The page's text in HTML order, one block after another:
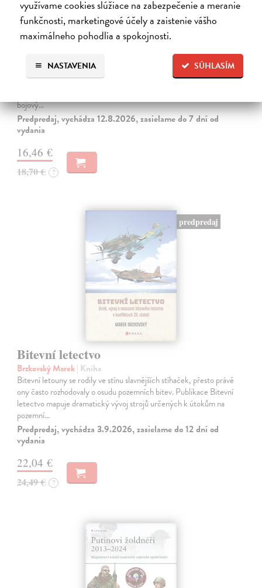
využívame cookies slúžiace na zabezpečenie a meranie
funkčnosti, marketingové účely a zaistenie vášho
maximálneho pohodlia a spokojnosti.
SÚHLASÍM
NASTAVENIA
Bratrstvo neohrožených: Velitel
| Kniha
Zvěčněni jako Bratrstvo neohrožených podávali při osvobozování
Evropy bezprecedentní důkazy statečnosti tváří v tvář nepříteli.
bojový…
Predpredaj, vychádza 12.8.2026, zasielame do 7 dní od
vydania
16,46 €
18,70 € ?
predpredaj
Bitevní letectvo
Brzkovský Marek| Kniha
Bitevní letouny se rodily ve stínu slavnějších stíhaček, přesto právě
ony často rozhodovaly o osudu pozemních bitev. Publikace Bitevní
letectvo mapuje dramatický vývoj strojů určených k útokům na
pozemní…
Predpredaj, vychádza 3.9.2026, zasielame do 12 dní od
vydania
22,04 €
24,49 € ?